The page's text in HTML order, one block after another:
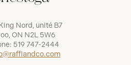
Nord, unité B7
ON N2L 5W6
519 747-2444